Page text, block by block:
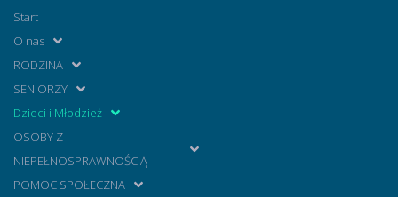
Start
O nas
RODZINA
SENIORZY
Dzieci i Młodzież
OSOBY Z
NIEPEŁNOSPRAWNOŚCIĄ
POMOC SPOŁECZNA